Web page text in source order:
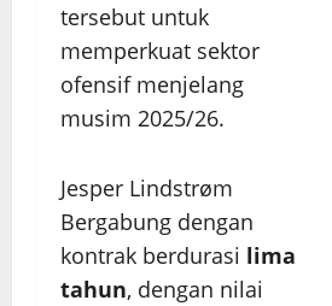
tersebut untuk
memperkuat sektor
ofensif menjelang
musim 2025/26.
Jesper Lindstrøm
Bergabung dengan
kontrak berdurasi lima
tahun, dengan nilai